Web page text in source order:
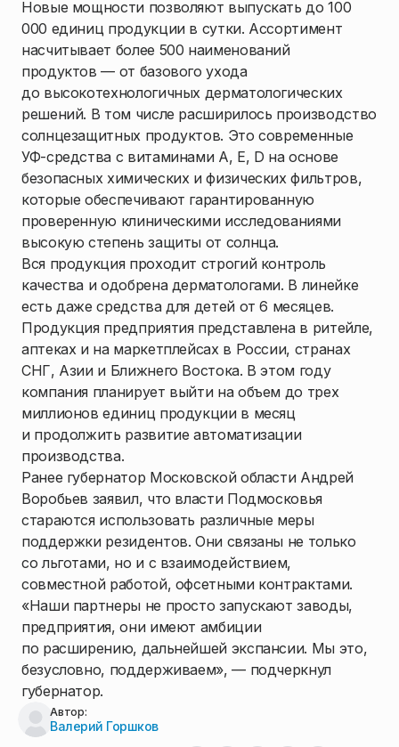
Новые мощности позволяют выпускать до 100
000 единиц продукции в сутки. Ассортимент
насчитывает более 500 наименований
продуктов — от базового ухода
до высокотехнологичных дерматологических
решений. В том числе расширилось производство
солнцезащитных продуктов. Это современные
УФ-средства с витаминами А, Е, D на основе
безопасных химических и физических фильтров,
которые обеспечивают гарантированную
проверенную клиническими исследованиями
высокую степень защиты от солнца.
Вся продукция проходит строгий контроль
качества и одобрена дерматологами. В линейке
есть даже средства для детей от 6 месяцев.
Продукция предприятия представлена в ритейле,
аптеках и на маркетплейсах в России, странах
СНГ, Азии и Ближнего Востока. В этом году
компания планирует выйти на объем до трех
миллионов единиц продукции в месяц
и продолжить развитие автоматизации
производства.
Ранее губернатор Московской области Андрей
Воробьев заявил, что власти Подмосковья
стараются использовать различные меры
поддержки резидентов. Они связаны не только
со льготами, но и с взаимодействием,
совместной работой, офсетными контрактами.
«Наши партнеры не просто запускают заводы,
предприятия, они имеют амбиции
по расширению, дальнейшей экспансии. Мы это,
безусловно, поддерживаем», — подчеркнул
губернатор.
Автор:
Валерий Горшков